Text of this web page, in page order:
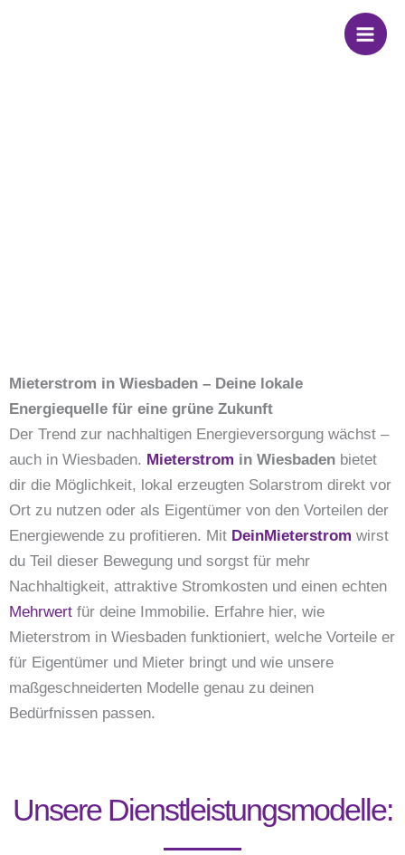
Mieterstrom in Wiesbaden – Deine lokale
Energiequelle für eine grüne Zukunft
Der Trend zur nachhaltigen Energieversorgung wächst –
auch in Wiesbaden. Mieterstrom in Wiesbaden bietet
dir die Möglichkeit, lokal erzeugten Solarstrom direkt vor
Ort zu nutzen oder als Eigentümer von den Vorteilen der
Energiewende zu profitieren. Mit DeinMieterstrom wirst
du Teil dieser Bewegung und sorgst für mehr
Nachhaltigkeit, attraktive Stromkosten und einen echten
Mehrwert für deine Immobilie. Erfahre hier, wie
Mieterstrom in Wiesbaden funktioniert, welche Vorteile er
für Eigentümer und Mieter bringt und wie unsere
maßgeschneiderten Modelle genau zu deinen
Bedürfnissen passen.
Unsere Dienstleistungsmodelle: